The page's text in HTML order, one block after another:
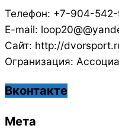
Телефон: +7-904-
E-mail:
Сайт: http://
Огранизация:
Вконтакте
Мета